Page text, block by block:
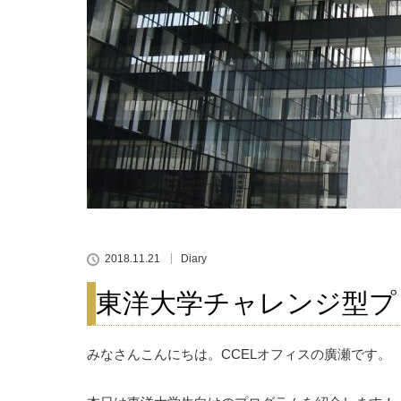
2018.11.21 Diary
東洋大学チャレンジ型
みなさんこんにちは。CCELオフィスの廣瀬です。